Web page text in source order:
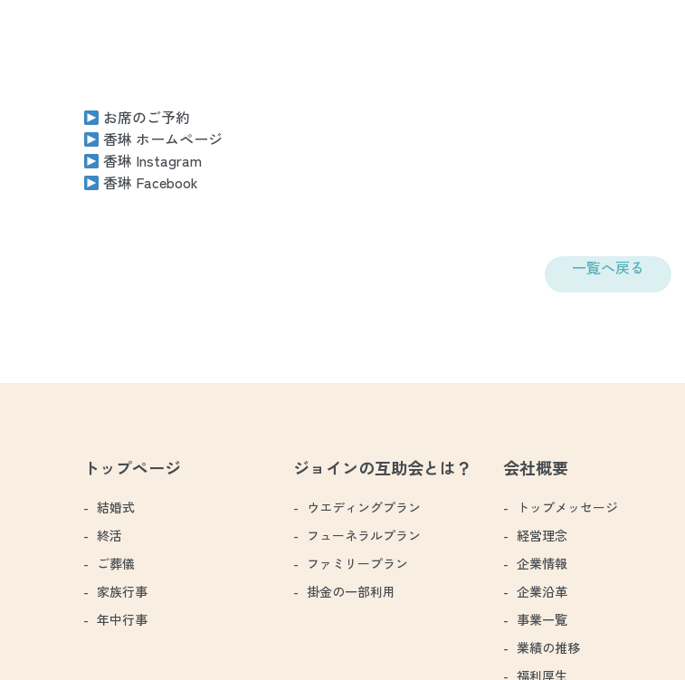
お席のご予約
香琳 ホームページ
香琳 Instagram
香琳 Facebook
一覧へ戻る
トップページ
結婚式
終活
ご葬儀
家族行事
年中行事
ジョインの互助会とは？
ウエディングプラン
フューネラルプラン
ファミリープラン
掛金の一部利用
会社概要
トップメッセージ
経営理念
企業情報
企業沿革
事業一覧
業績の推移
福利厚生